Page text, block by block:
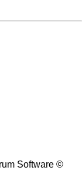
Software ©